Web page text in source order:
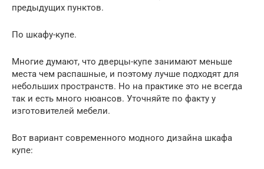
предыдущих пунктов.
По шкафу-купе.
Многие думают, что дверцы-купе занимают меньше
места чем распашные, и поэтому лучше подходят для
небольших пространств. Но на практике это не всегда
так и есть много нюансов. Уточняйте по факту у
изготовителей мебели.
Вот вариант современного модного дизайна шкафа
купе: